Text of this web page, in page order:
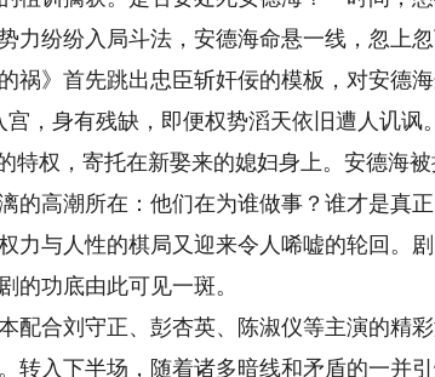
力纷纷入局斗法，安德海命悬一线，忽上忽
》首先跳出忠臣斩奸佞的模板，对安德海
宫，身有残缺，即便权势滔天依旧遭人讥讽
特权，寄托在新娶来的媳妇身上。安德海
的高潮所在：他们在为谁做事？谁才是真
力与人性的棋局又迎来令人唏嘘的轮回。
的功底由此可见一斑。
合刘守正、彭杏英、陈淑仪等主演的精彩
转入下半场，随着诸多暗线和矛盾的一并